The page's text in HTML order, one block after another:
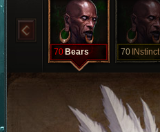
70 Bears 70 INstinct